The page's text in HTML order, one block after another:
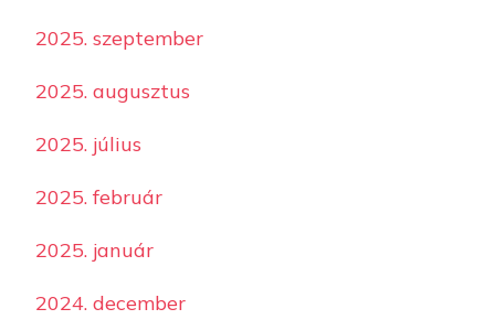
2025. szeptember
2025. augusztus
2025. július
2025. február
2025. január
2024. december